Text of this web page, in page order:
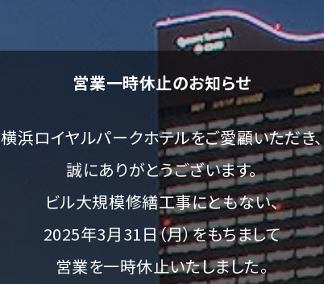
営業一時休止のお知らせ
横浜ロイヤルパークホテルをご愛顧いただき、
誠にありがとうございます。
ビル大規模修繕工事にともない、
2025年3月31日（月）をもちまして
営業を一時休止いたしました。